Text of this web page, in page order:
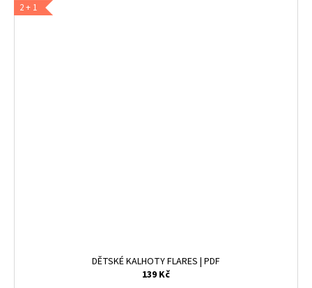
2 + 1
DĚTSKÉ KALHOTY FLARES | PDF
139 Kč